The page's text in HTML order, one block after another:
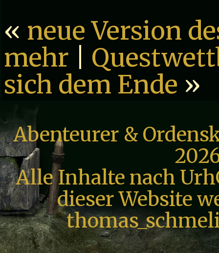
« neue Version
mehr
sich dem Ende »
Abenteurer &
Alle Inhalte nach
dieser Website